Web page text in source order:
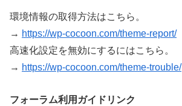
環境情報の取得方法はこちら。
→ https://wp-cocoon.com/theme-report/
高速化設定を無効にするにはこちら。
→ https://wp-cocoon.com/theme-trouble/
フォーラム利用ガイドリンク